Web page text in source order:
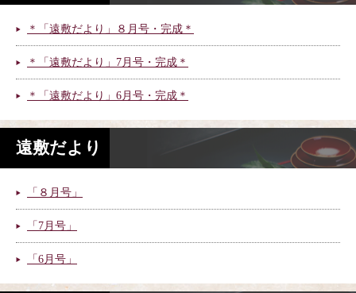
＊「遠敷だより」８月号・完成＊
＊「遠敷だより」7月号・完成＊
＊「遠敷だより」6月号・完成＊
遠敷だより
「８月号」
「7月号」
「6月号」